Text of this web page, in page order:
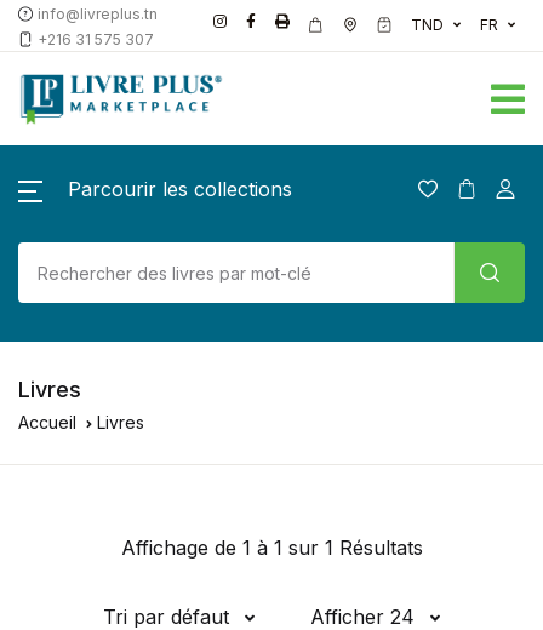
info@livreplus.tn
+216 31 575 307
TND FR
Parcourir les collections
Livres
Accueil Livres
Affichage de 1 à 1 sur 1 Résultats
Tri par défaut Afficher 24